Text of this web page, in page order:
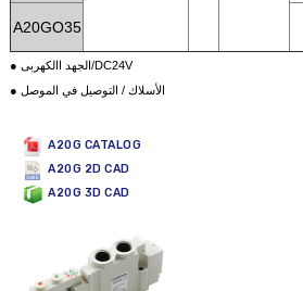
A20GO35
● الجهد االكهربى/DC24V
● الأسلاك / التوصيل في الموصل
A20G CATALOG
A20G 2D CAD
A20G 3D CAD